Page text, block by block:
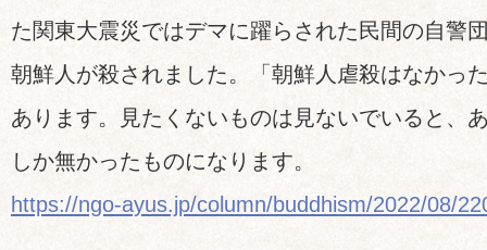
た関東大震災ではデマに躍らされた民間の自警
朝鮮人が殺されました。「朝鮮人虐殺はなかっ
あります。見たくないものは見ないでいると、
しか無かったものになります。
https://ngo-ayus.jp/column/buddhism/2022/08/